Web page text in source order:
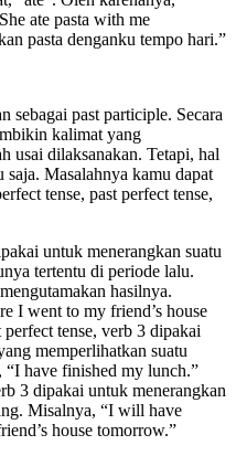
ate pasta with me
pasta denganku tempo hari.”
sebagai past participle. Secara
kalimat yang
usai dilaksanakan. Tetapi, hal
Masalahnya kamu dapat
tense, past perfect tense,
untuk menerangkan suatu
tertentu di periode lalu.
hasilnya.
I went to my friend’s house
perfect tense, verb 3 dipakai
memperlihatkan suatu
“I have finished my lunch.”
3 dipakai untuk menerangkan
Misalnya, “I will have
house tomorrow.”